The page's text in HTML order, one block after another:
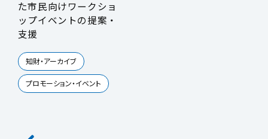
た市民向けワークショ
ップイベントの提案・
支援
知財・アーカイブ
プロモーション・イベント